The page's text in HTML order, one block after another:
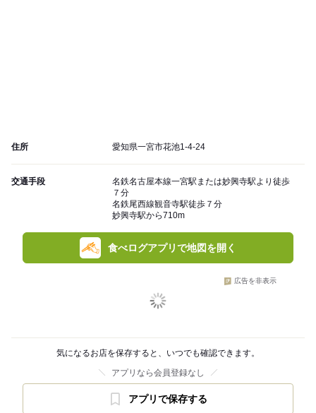
住所 愛知県一宮市花池1-4-24
交通手段
名鉄名古屋本線一宮駅または妙興寺駅より徒歩
７分
名鉄尾西線観音寺駅徒歩７分
妙興寺駅から710m
食べログアプリで地図を開く
広告を非表示
気になるお店を保存すると、いつでも確認できます。
アプリなら会員登録なし
アプリで保存する